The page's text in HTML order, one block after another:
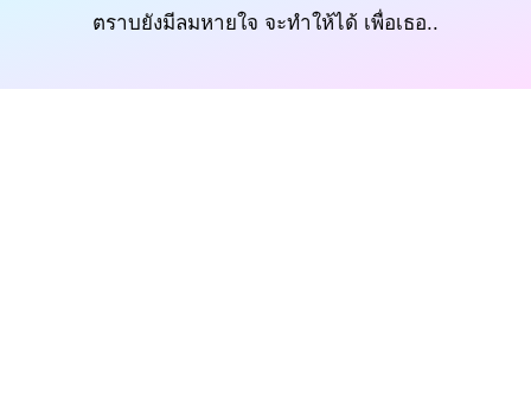
ตราบยังมีลมหายใจ จะทำให้ได้ เพื่อเธอ..